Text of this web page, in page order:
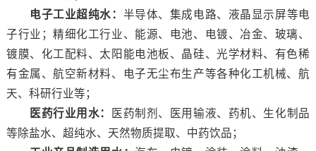
电子工业超纯水： 半导体、集成电路、液晶显示屏等电
子行业；精细化工行业、能源、电池、电镀、冶金、玻璃、
镀膜、化工配料、太阳能电池板、晶硅、光学材料、有色稀
有金属、航空新材料、电子无尘布生产等各种化工机械、航
天、科研行业等；
医药行业用水：
医药制剂、医用输液、药机、生化制品
等除盐水、超纯水、天然物质提取、中药饮品；